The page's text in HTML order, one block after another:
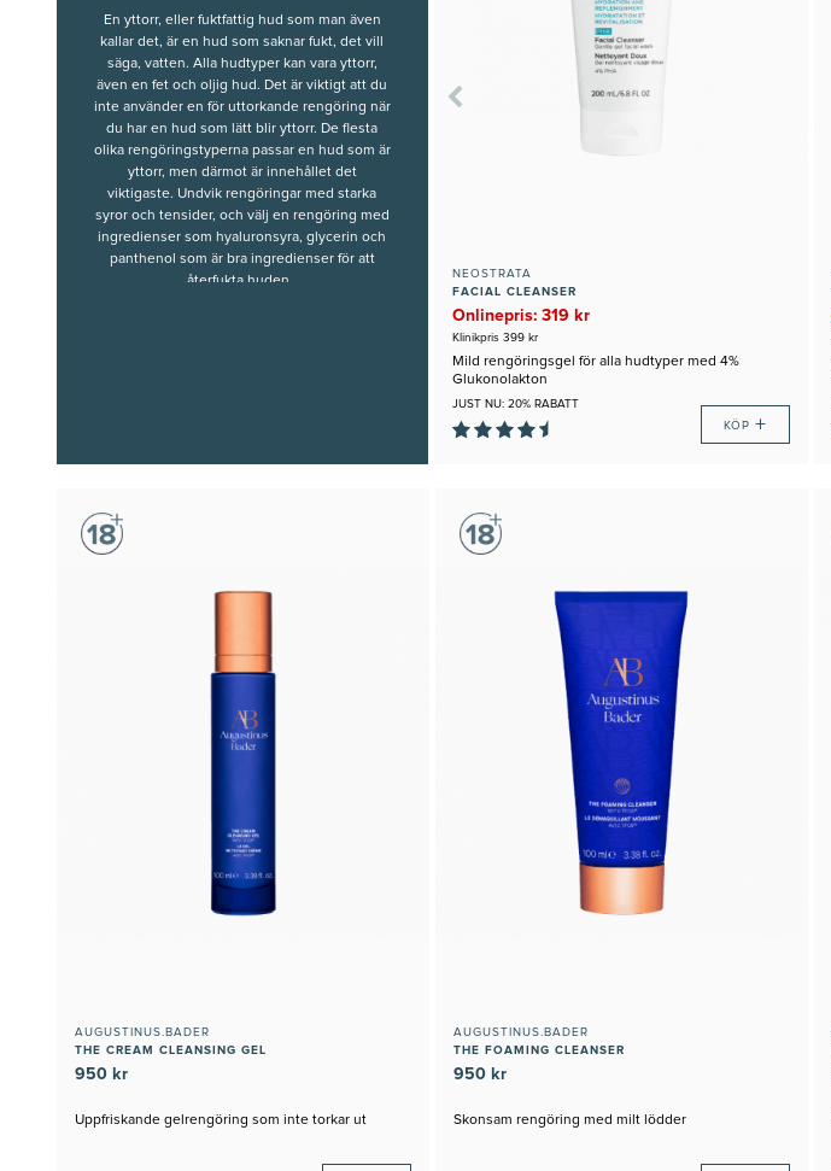
En yttorr, eller fuktfattig hud som man även
kallar det, är en hud som saknar fukt, det vill
säga, vatten. Alla hudtyper kan vara yttorr,
även en fet och oljig hud. Det är viktigt att du
inte använder en för uttorkande rengöring när
du har en hud som lätt blir yttorr. De flesta
olika rengöringstyperna passar en hud som är
yttorr, men därmot är innehållet det
viktigaste. Undvik rengöringar med starka
syror och tensider, och välj en rengöring med
ingredienser som hyaluronsyra, glycerin och
panthenol som är bra ingredienser för att
återfukta huden.
NEOSTRATA
FACIAL CLEANSER
Onlinepris: 319 kr
Klinikpris 399 kr
Mild rengöringsgel för alla hudtyper med 4%
Glukonolakton
JUST NU: 20% RABATT
KÖP +
AUGUSTINUS.BADER
THE CREAM CLEANSING GEL
950 kr
Uppfriskande gelrengöring som inte torkar ut
AUGUSTINUS.BADER
THE FOAMING CLEANSER
950 kr
Skonsam rengöring med milt lödder